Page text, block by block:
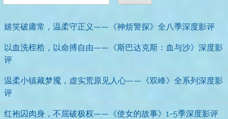
嬉笑破庸常，温柔守正义——《神烦警探》全八季深度影评
以血洗桎梏，以命搏自由——《斯巴达克斯：血与沙》深度影
评
温柔小镇藏梦魇，虚实荒原见人心——《双峰》全系列深度影
评
红袍囚肉身，不屈破极权——《使女的故事》1-5季深度影评